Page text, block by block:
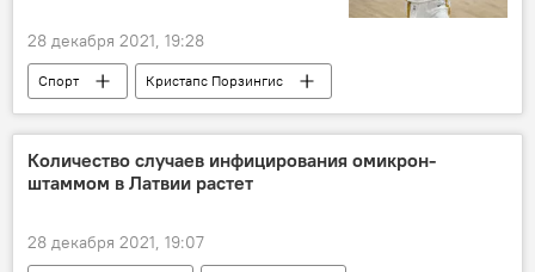
28 декабря 2021, 19:28
Спорт
Кристапс Порзингис
Национальная баскетбольная ассоциация (НБА)
Количество случаев инфицирования омикрон-
штаммом в Латвии растет
28 декабря 2021, 19:07